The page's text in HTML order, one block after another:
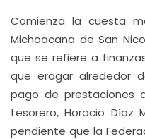
Comienza la cuesta
Michoacana de San
que se refiere a
que erogar alrededor
pago de prestaciones
tesorero, Horacio Díaz
pendiente que la